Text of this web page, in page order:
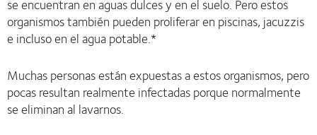
se encuentran en aguas dulces y en el suelo. Pero estos
organismos también pueden proliferar en piscinas, jacuzzis
e incluso en el agua potable.*
Muchas personas están expuestas a estos organismos, pero
pocas resultan realmente infectadas porque normalmente
se eliminan al lavarnos.